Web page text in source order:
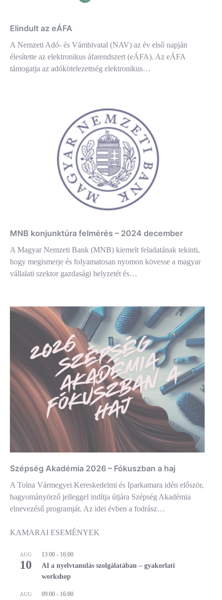
Elindult az eÁFA
A Nemzeti Adó- és Vámhivatal (NAV) az év első napján
élesí­tette az elektronikus áfarendszert (eÁFA). Az eÁFA
támogatja az adókötelezettség elektronikus…
MNB konjunktúra felmérés – 2024 december
A Magyar Nemzeti Bank (MNB) kiemelt feladatának tekinti,
hogy megismerje és folyamatosan nyomon kövesse a magyar
vállalati szektor gazdasági helyzetét és…
Szépség Akadémia 2026 – Fókuszban a haj
A Tolna Vármegyei Kereskedelmi és Iparkamara idén először,
hagyományörző jelleggel indítja útjára Szépség Akadémia
elnevezésű programját. Az idei évben a fodrász…
KAMARAI ESEMÉNYEK
AUG
10
13:00 - 16:00
AI a nyelvtanulás szolgálatában – gyakorlati
workshop
AUG 09:00 - 16:00